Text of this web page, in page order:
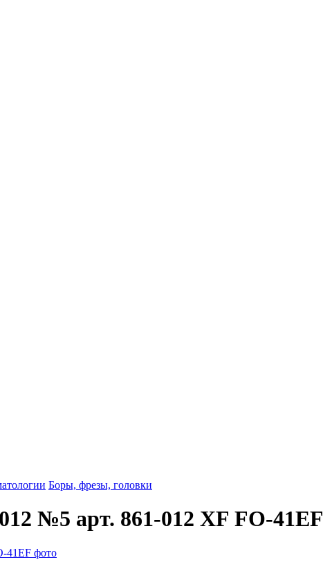
Боры, фрезы, головки
№5 арт. 861-012 XF FO-41EF